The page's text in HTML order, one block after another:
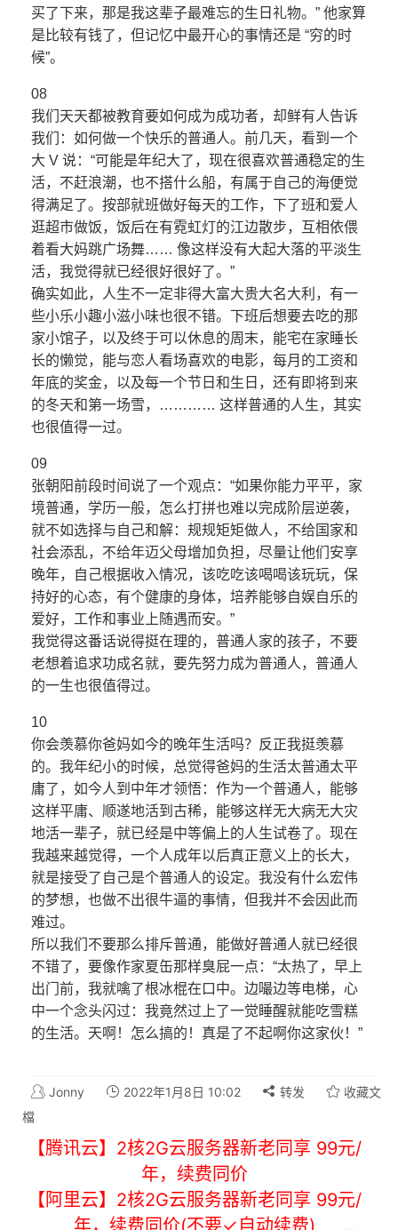
买了下来，那是我这辈子最难忘的生日礼物。” 他家算
是比较有钱了，但记忆中最开心的事情还是 “穷的时
候”。
08
我们天天都被教育要如何成为成功者，却鲜有人告诉
我们：如何做一个快乐的普通人。前几天，看到一个
大 V 说：“可能是年纪大了，现在很喜欢普通稳定的生
活，不赶浪潮，也不搭什么船，有属于自己的海便觉
得满足了。按部就班做好每天的工作，下了班和爱人
逛超市做饭，饭后在有霓虹灯的江边散步，互相依偎
着看大妈跳广场舞…… 像这样没有大起大落的平淡生
活，我觉得就已经很好很好了。”
确实如此，人生不一定非得大富大贵大名大利，有一
些小乐小趣小滋小味也很不错。下班后想要去吃的那
家小馆子，以及终于可以休息的周末，能宅在家睡长
长的懒觉，能与恋人看场喜欢的电影，每月的工资和
年底的奖金，以及每一个节日和生日，还有即将到来
的冬天和第一场雪，………… 这样普通的人生，其实
也很值得一过。
09
张朝阳前段时间说了一个观点：“如果你能力平平，家
境普通，学历一般，怎么打拼也难以完成阶层逆袭，
就不如选择与自己和解：规规矩矩做人，不给国家和
社会添乱，不给年迈父母增加负担，尽量让他们安享
晚年，自己根据收入情况，该吃吃该喝喝该玩玩，保
持好的心态，有个健康的身体，培养能够自娱自乐的
爱好，工作和事业上随遇而安。”
我觉得这番话说得挺在理的，普通人家的孩子，不要
老想着追求功成名就，要先努力成为普通人，普通人
的一生也很值得过。
10
你会羡慕你爸妈如今的晚年生活吗？反正我挺羡慕
的。我年纪小的时候，总觉得爸妈的生活太普通太平
庸了，如今人到中年才领悟：作为一个普通人，能够
这样平庸、顺遂地活到古稀，能够这样无大病无大灾
地活一辈子，就已经是中等偏上的人生试卷了。现在
我越来越觉得，一个人成年以后真正意义上的长大，
就是接受了自己是个普通人的设定。我没有什么宏伟
的梦想，也做不出很牛逼的事情，但我并不会因此而
难过。
所以我们不要那么排斥普通，能做好普通人就已经很
不错了，要像作家夏缶那样臭屁一点：“太热了，早上
出门前，我就噙了根冰棍在口中。边嘬边等电梯，心
中一个念头闪过：我竟然过上了一觉睡醒就能吃雪糕
的生活。天啊！怎么搞的！真是了不起啊你这家伙！”
Jonny 2022年1月8日 10:02 转发
收藏文
檔
【腾讯云】2核2G云服务器新老同享 99元/
年，续费同价
【阿里云】2核2G云服务器新老同享 99元/